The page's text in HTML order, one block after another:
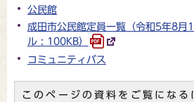
公民館
成田市公民館定員一覧（令和5年8月
ル : 100KB）
コミュニティバス
このページの資料をご覧にな